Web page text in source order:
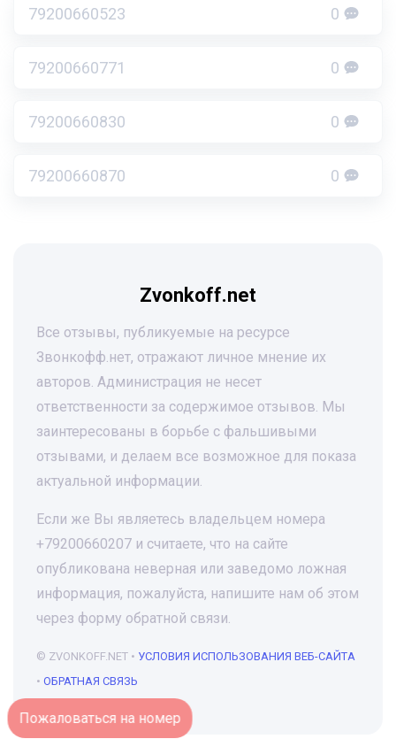
79200660523 0
79200660771 0
79200660830 0
79200660870 0
Zvonkoff.net
Все отзывы, публикуемые на ресурсе
Звонкофф.нет, отражают личное мнение их
авторов. Администрация не несет
ответственности за содержимое отзывов. Мы
заинтересованы в борьбе с фальшивыми
отзывами, и делаем все возможное для показа
актуальной информации.
Если же Вы являетесь владельцем номера
+79200660207 и считаете, что на сайте
опубликована неверная или заведомо ложная
информация, пожалуйста, напишите нам об этом
через форму обратной связи.
© ZVONKOFF.NET • УСЛОВИЯ ИСПОЛЬЗОВАНИЯ ВЕБ-САЙТА
• ОБРАТНАЯ СВЯЗЬ
Пожаловаться на номер